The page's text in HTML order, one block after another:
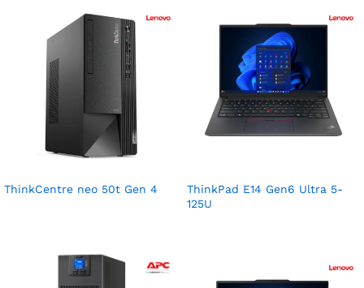
ThinkCentre neo 50t Gen 4
ThinkPad E14 Gen6 Ultra 5-
125U